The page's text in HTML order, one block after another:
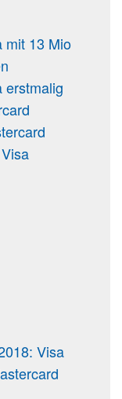
mit 13 Mio
erstmalig
Visa